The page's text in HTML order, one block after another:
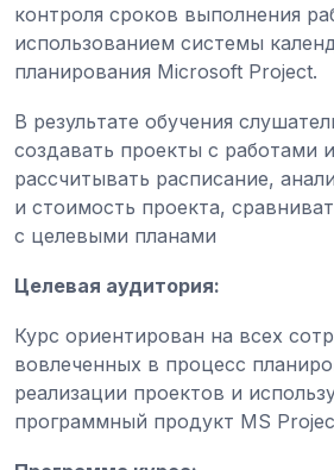
контроля сроков выполнения
использованием системы
планирования Microsoft Project.
В результате обучения
создавать проекты с работами
рассчитывать расписание,
и стоимость проекта,
с целевыми планами
Целевая аудитория:
Курс ориентирован на всех
вовлеченных в процесс
реализации проектов и
программный продукт MS